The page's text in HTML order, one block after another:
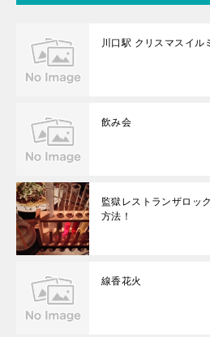
川口駅 クリスマスイル
飲み会
監獄レストランザロッ
方法！
線香花火